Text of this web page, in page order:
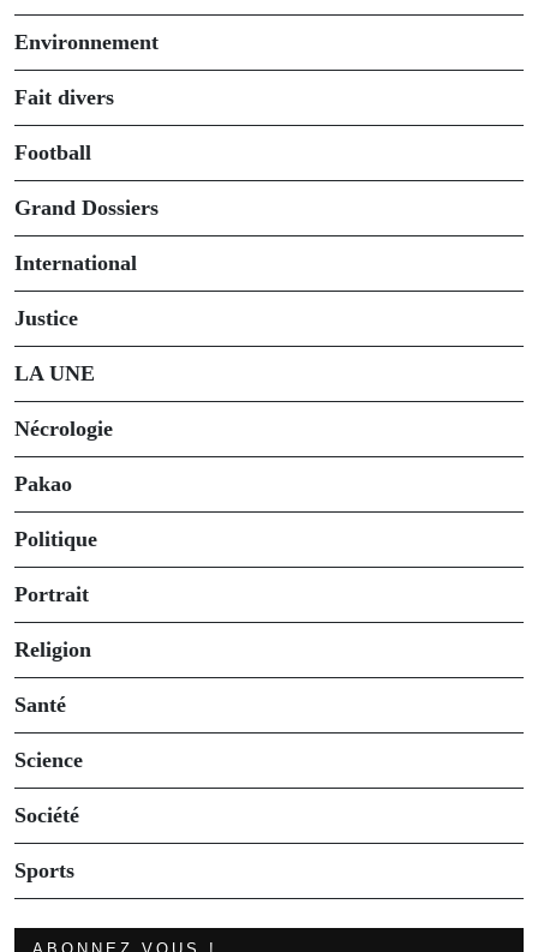
Environnement
Fait divers
Football
Grand Dossiers
International
Justice
LA UNE
Nécrologie
Pakao
Politique
Portrait
Religion
Santé
Science
Société
Sports